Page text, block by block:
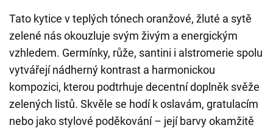
Tato kytice v teplých tónech oranžové, žluté a sytě
zelené nás okouzluje svým živým a energickým
vzhledem. Germínky, růže, santini i alstromerie spolu
vytvářejí nádherný kontrast a harmonickou
kompozici, kterou podtrhuje decentní doplněk svěže
zelených listů. Skvěle se hodí k oslavám, gratulacím
nebo jako stylové poděkování – její barvy okamžitě